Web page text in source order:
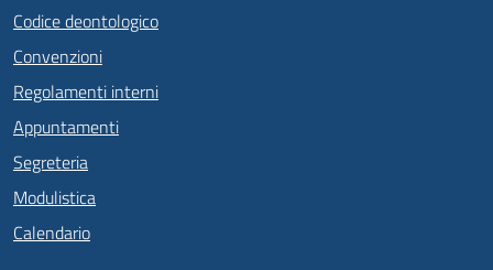
Codice deontologico
Convenzioni
Regolamenti interni
Appuntamenti
Segreteria
Modulistica
Calendario